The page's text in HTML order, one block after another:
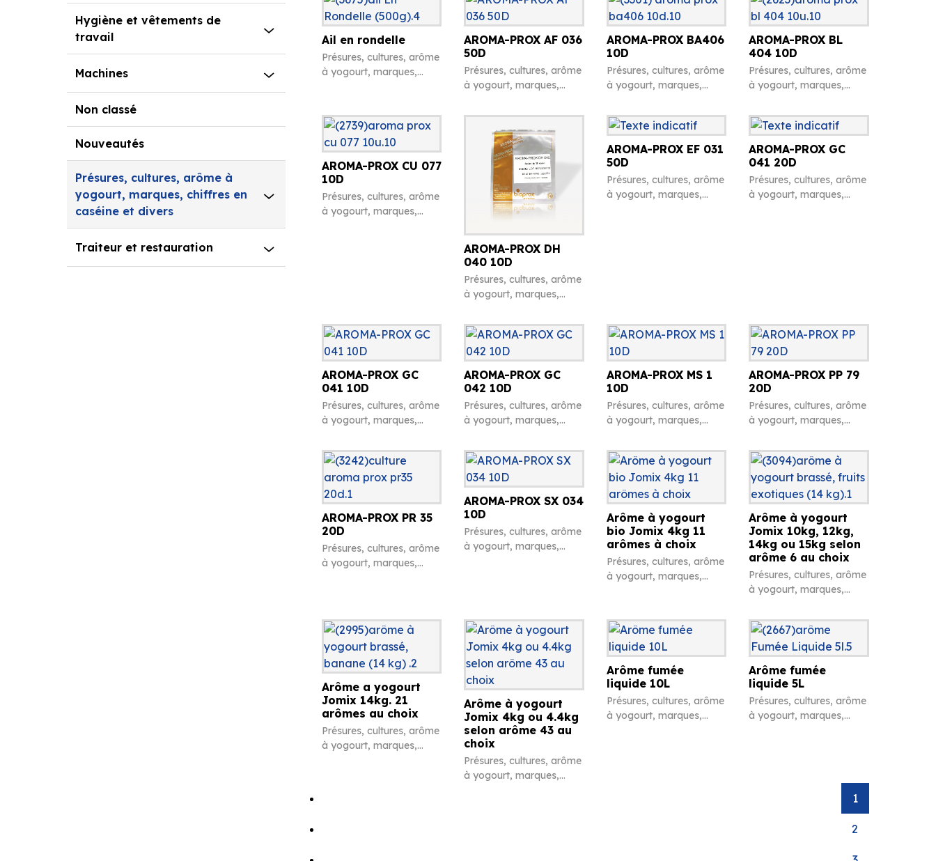
Ail en rondelle
Présures, cultures, arôme
à yogourt, marques,
AROMA-PROX AF 036
50D
Présures, cultures, arôme
à yogourt, marques,
divers
AROMA-PROX BA406
10D
Présures, cultures, arôme
à yogourt, marques,
divers
AROMA-PROX BL
404 10D
Présures, cultures, arôme
à yogourt, marques,
divers
AROMA-PROX CU 077
10D
Présures, cultures, arôme
à yogourt, marques,
AROMA-PROX DH
040 10D
Présures, cultures, arôme
à yogourt, marques,
divers
AROMA-PROX EF 031
50D
Présures, cultures, arôme
à yogourt, marques,
AROMA-PROX GC
041 20D
Présures, cultures, arôme
à yogourt, marques,
AROMA-PROX GC
041 10D
Présures, cultures, arôme
à yogourt, marques,
divers
AROMA-PROX GC
042 10D
Présures, cultures, arôme
à yogourt, marques,
divers
AROMA-PROX MS 1
10D
Présures, cultures, arôme
à yogourt, marques,
divers
AROMA-PROX PP 79
20D
Présures, cultures, arôme
à yogourt, marques,
divers
AROMA-PROX PR 35
20D
Présures, cultures, arôme
à yogourt, marques,
AROMA-PROX SX 034
10D
Présures, cultures, arôme
à yogourt, marques,
Arôme à yogourt
bio Jomix 4kg 11
arômes à choix
Présures, cultures, arôme
à yogourt, marques,
Arôme à yogourt
Jomix 10kg, 12kg,
14kg ou 15kg selon
arôme 6 au choix
Présures, cultures, arôme
à yogourt, marques,
divers
Arôme a yogourt
Jomix 14kg. 21
arômes au choix
Présures, cultures, arôme
à yogourt, marques,
Arôme à yogourt
Jomix 4kg ou 4.4kg
selon arôme 43 au
choix
Présures, cultures, arôme
à yogourt, marques,
Arôme fumée
liquide 10L
Présures, cultures, arôme
à yogourt, marques,
Arôme fumée
liquide 5L
Présures, cultures, arôme
à yogourt, marques,
1
2
Hygiène et vêtements de
travail
Machines
Non classé
Nouveautés
Présures, cultures, arôme à
yogourt, marques, chiffres en
caséine et divers
Traiteur et restauration